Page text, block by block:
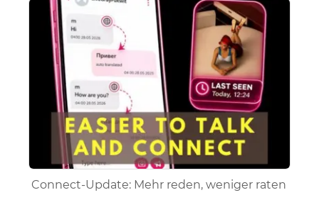
Connect-Update: Mehr reden, weniger raten